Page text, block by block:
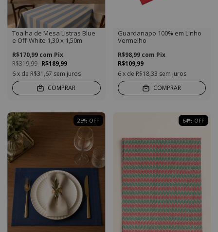
Toalha de Mesa Listras Blue
e Off-White 1,30 x 1,50m
R$319,99 R$189,99
R$170,99 com Pix
6x de R$31,67 sem juros
COMPRAR
Guardanapo 100% em Linho
Vermelho
R$109,99
R$98,99 com Pix
6 x de R$18,33 sem juros
COMPRAR
25% OFF 64% OFF